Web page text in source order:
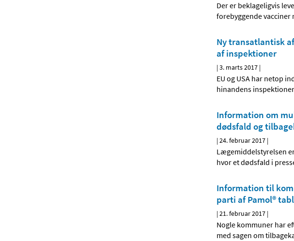
Der er beklageligvis
forebyggende
Ny transatlantisk
af inspektioner
|3. marts 2017 |
EU og USA har netop
hinandens
Information om
dødsfald og
|24. februar 2017 |
Lægemiddelstyrelsen
hvor et dødsfald i
Information til
parti af Pamol®
|21. februar 2017 |
Nogle kommuner har
med sagen om